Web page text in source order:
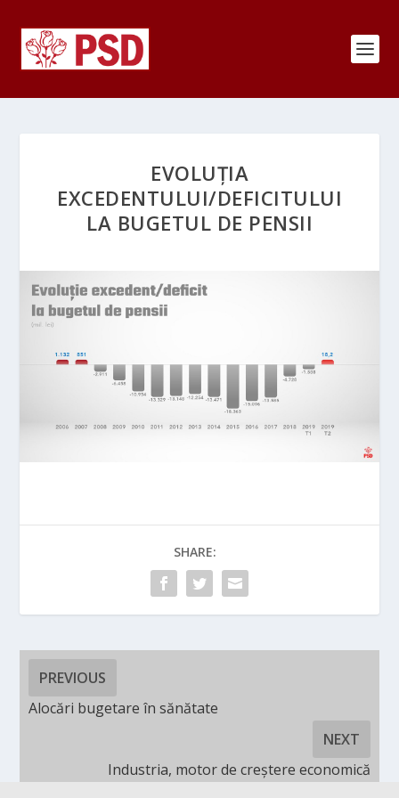
EVOLUȚIA
EXCEDENTULUI/DEFICITULUI
LA BUGETUL DE PENSII
SHARE:
PREVIOUS
Alocări bugetare în sănătate
NEXT
Industria, motor de creștere economică